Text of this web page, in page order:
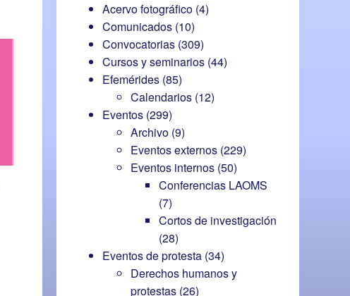
Acervo fotográfico (4)
Comunicados (10)
Convocatorias (309)
Cursos y seminarios (44)
Efemérides (85)
Calendarios (12)
Eventos (299)
Archivo (9)
Eventos externos (229)
Eventos internos (50)
Conferencias LAOMS
(7)
Cortos de investigación
(28)
Eventos de protesta (34)
Derechos humanos y
protestas (26)